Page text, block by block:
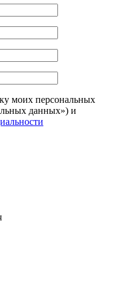
моих персональных
данных») и